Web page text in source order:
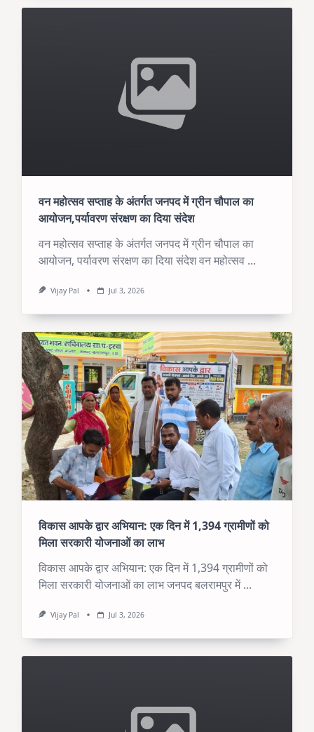
वन महोत्सव सप्ताह के अंतर्गत जनपद में ग्रीन चौपाल का
आयोजन,पर्यावरण संरक्षण का दिया संदेश
वन महोत्सव सप्ताह के अंतर्गत जनपद में ग्रीन चौपाल का
आयोजन, पर्यावरण संरक्षण का दिया संदेश वन महोत्सव ...
Vijay Pal Jul 3, 2026
विकास आपके द्वार अभियान: एक दिन में 1,394 ग्रामीणों को
मिला सरकारी योजनाओं का लाभ
विकास आपके द्वार अभियान: एक दिन में 1,394 ग्रामीणों को
मिला सरकारी योजनाओं का लाभ जनपद बलरामपुर में ...
Vijay Pal Jul 3, 2026